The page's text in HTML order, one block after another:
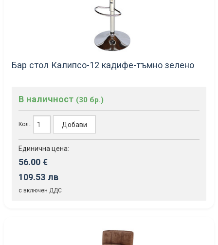
Бар стол Калипсо-12 кадифе-тъмно зелено
В наличност (30 бр.)
Кол.: Добави
Единична цена:
56.00 €
109.53 лв
с включен ДДС